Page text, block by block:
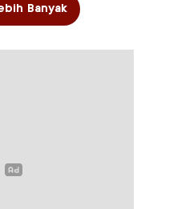
Banyak